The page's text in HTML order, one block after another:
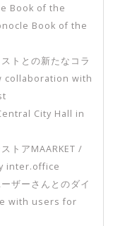
コペンハー
ロッパの都市
質を体験しま
適で、たとえ
移動できます
達が...
Book of the
Book of the
トとの新たなコラ
collaboration with
City Hall in
トアMAARKET /
inter.office
ザーさんとのダイ
with users for